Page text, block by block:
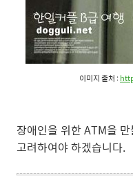
이미지 출처 :
장애인을 위한 ATM을
고려하여야 하겠습니다.